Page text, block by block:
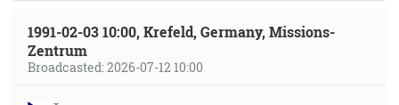
1991-02-03 10:00, Krefeld, Germany, Missions-
Zentrum
Broadcasted: 2026-07-12 10:00